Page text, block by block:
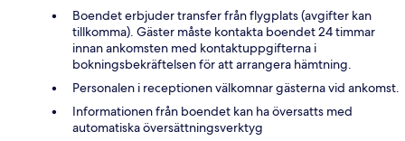
Boendet erbjuder transfer från flygplats (avgifter kan
tillkomma). Gäster måste kontakta boendet 24 timmar
innan ankomsten med kontaktuppgifterna i
bokningsbekräftelsen för att arrangera hämtning.
Personalen i receptionen välkomnar gästerna vid ankomst.
Informationen från boendet kan ha översatts med
automatiska översättningsverktyg